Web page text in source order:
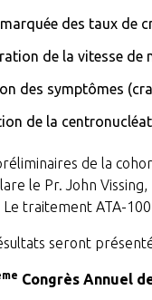
des taux de
de la vitesse de
des symptômes
de la
de la
le Pr. John
Le traitement ATA-
seront
Congrès Annuel